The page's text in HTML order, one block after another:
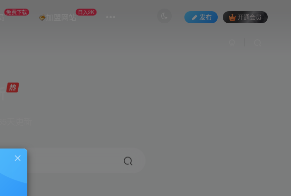
免费下载 加盟网站 日入2K
发布 开通会员